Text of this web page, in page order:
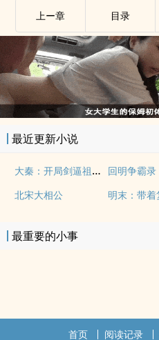
上ー章 目录
最近更新小说
大秦：开局剑逼祖龙退位！ 回明争霸录
北宋大相公
最重要的小事
首页 阅读记录